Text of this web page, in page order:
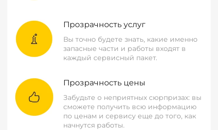
Прозрачность услуг
Вы точно будете знать, какие именно
запасные части и работы входят в
каждый сервисный пакет.
Прозрачность цены
Забудьте о неприятных сюрпризах: вы
сможете получить всю информацию
по ценам и сервису еще до того, как
начнутся работы.